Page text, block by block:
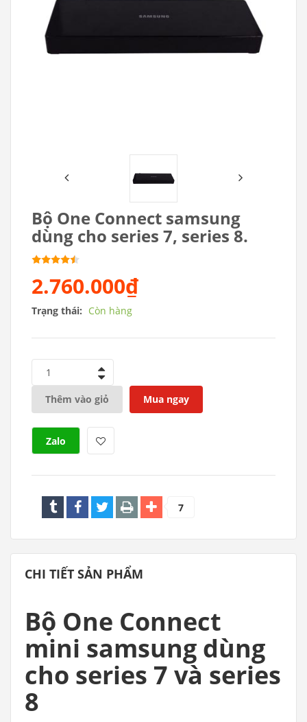
Bộ One Connect samsung
dùng cho series 7, series 8.
2.760.000₫
Trạng thái: Còn hàng
1
Thêm vào giỏ Mua ngay
Zalo
7
CHI TIẾT SẢN PHẨM
Bộ One Connect
mini samsung dùng
cho series 7 và series
8